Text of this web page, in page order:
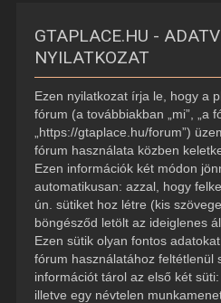
GTAPLACE.HU -
NYILATKOZAT
Ezen nyilatkozat írja le, hogy a
fórum (a továbbiakban „mi”, „a
„https://gtaplace.hu/forum”)
fórum használata közben
Ezen információk két módon
automatikusan: azzal, hogy
ún. sütiket hoz létre (kis
böngésződ letölt az ideiglenes
Ezen sütik olyan fontos
fórum használatához feltétlenül
információt tárol az első két
illetve egy névtelen